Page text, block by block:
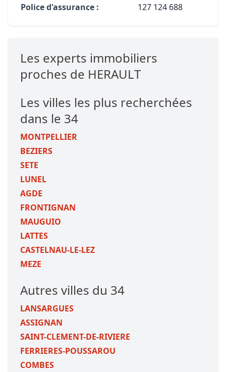
Police d'assurance :
127 124 688
Les experts immobiliers
proches de HERAULT
Les villes les plus recherchées
dans le 34
MONTPELLIER
BEZIERS
SETE
LUNEL
AGDE
FRONTIGNAN
MAUGUIO
LATTES
CASTELNAU-LE-LEZ
MEZE
Autres villes du 34
LANSARGUES
ASSIGNAN
SAINT-CLEMENT-DE-RIVIERE
FERRIERES-POUSSAROU
COMBES